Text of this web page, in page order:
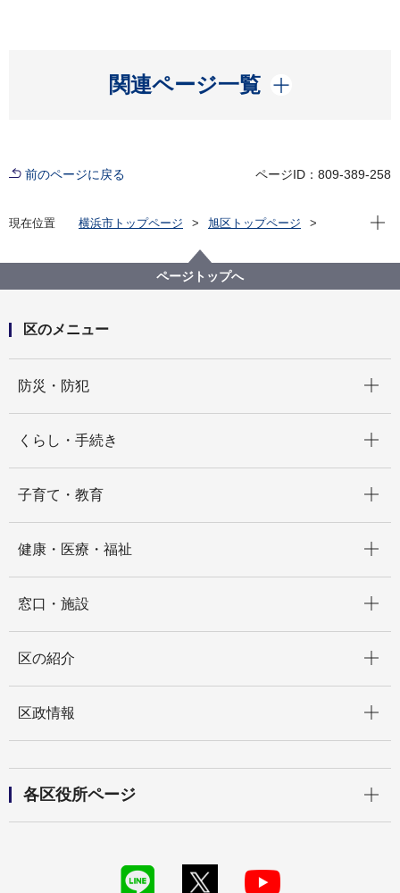
関連ページ一覧
開く
前のページに戻る ページID：809-389-258
現在位置 横浜市トップページ
旭区トップページ
現在
ページトップへ
区のメニュー
防災・防犯
くらし・手続き
子育て・教育
健康・医療・福祉
窓口・施設
区の紹介
区政情報
各区役所ページ